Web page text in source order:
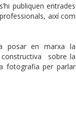
publiquen entrades
així com
posar en marxa la
constructiva sobre la
fotografia per parlar